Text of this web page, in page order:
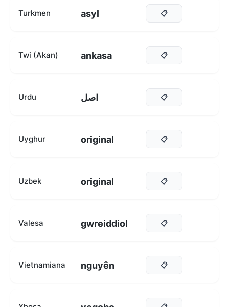
Turkmen asyl 📋
Twi (Akan) ankasa 📋
Urdu اصل 📋
Uyghur original 📋
Uzbek original 📋
Valesa gwreiddiol 📋
Vietnamiana nguyên 📋